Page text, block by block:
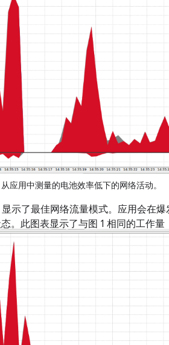
从应用中测量的电池效率低下的网络活动。
显示了最佳网络流量模式。应用会在
。此图表显示了与图 1 相同的工作